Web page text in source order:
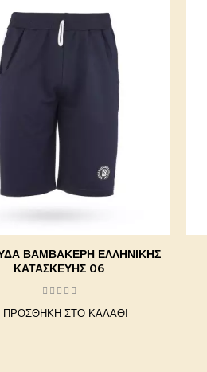
ΒΑΜΒΑΚΕΡΉ ΕΛΛΗΝΙΚΉΣ
ΚΑΤΑΣΚΕΥΉΣ 06
ΠΡΟΣΘΉΚΗ ΣΤΟ ΚΑΛΆΘΙ